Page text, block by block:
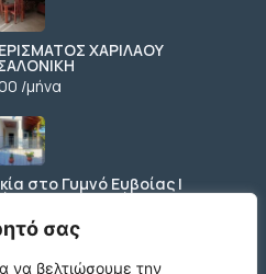
σας
να βελτιώσουμε την
ΧΑΡΙΛΑΟΥ
/μήνα
στο Γυμνό Ευβοίας |
& Βουνό
/μήνα